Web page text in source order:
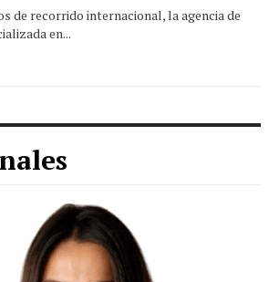
de recorrido internacional, la agencia de
en...